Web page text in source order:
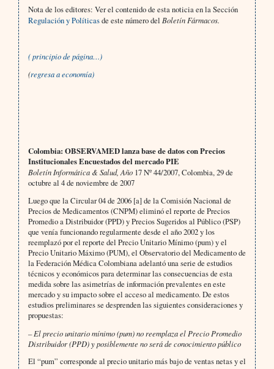
Nota de los editores: Ver el contenido de esta noticia en la Sección
Regulación y Políticasde este número del Boletín Fármacos.
( principio de página…)
(regresa a economía)
Colombia: OBSERVAMED lanza base de datos con Precios
Institucionales Encuestados del mercado PIE
Boletín Informática & Salud, Año17 Nº 44/2007, Colombia, 29 de
octubre al 4 de noviembre de 2007
Luego que la Circular 04 de 2006 [a] de la Comisión Nacional de
Precios de Medicamentos (CNPM) eliminó el reporte de Precios
Promedio a Distribuidor (PPD) y Precios Sugeridos al Público (PSP)
que venía funcionando regularmente desde el año 2002 y los
reemplazó por el reporte del Precio Unitario Mínimo (pum) y el
Precio Unitario Máximo (PUM), el Observatorio del Medicamento de
la Federación Médica Colombiana adelantó una serie de estudios
técnicos y económicos para determinar las consecuencias de esta
medida sobre las asimetrías de información prevalentes en este
mercado y su impacto sobre el acceso al medicamento. De estos
estudios preliminares se desprenden las siguientes consideraciones y
propuestas:
– El precio unitario mínimo (pum) no reemplaza el Precio Promedio
Distribuidor (PPD) y posiblemente no será de conocimiento público
El “pum” corresponde al precio unitario más bajo de ventas netas y el